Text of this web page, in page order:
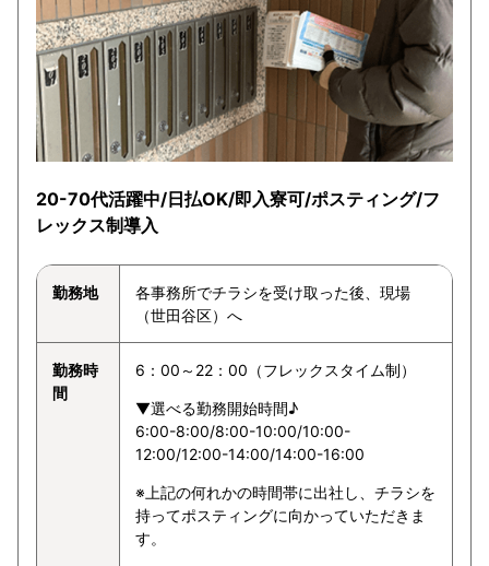
20-70代活躍中/日払OK/即入寮可/ポスティング/フ
レックス制導入
勤務地
各事務所でチラシを受け取った後、現場
（世田谷区）へ
勤務時
間
6：00～22：00（フレックスタイム制）
▼選べる勤務開始時間♪
6:00-8:00/8:00-10:00/10:00-
12:00/12:00-14:00/14:00-16:00
※上記の何れかの時間帯に出社し、チラシを
持ってポスティングに向かっていただきま
す。